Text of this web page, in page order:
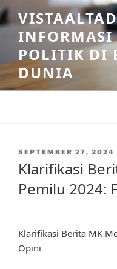
Skip
to
contentINFORMASI
POLITIK DI
DUNIA
POSTED
ON
SEPTEMBER 27, 2024
Klarifikasi
Pemilu 2024:
Klarifikasi Berita MK
Opini